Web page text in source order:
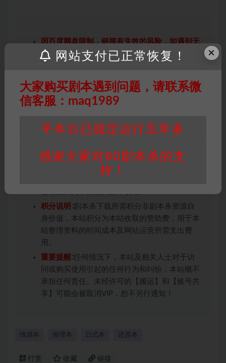
因百度网盘限制，链接有失效的风险，如遇到无
效链接请联系客服补发！！！网盘不限速下载神
免责声明： 本站所有剧本杀资源均为网友分享
投稿+个人整理而来，仅供学习研究使用，请勿
用于商业用途!任何人访问、浏览本站，购买或
条约约束，并遵守所有适用的法律法规。
权均属于机关版权或权利人。如有侵权，请发邮
件通知并提供相关证实资料至邮箱
积分说明 ∶剧本杀下载所需积分非剧本杀资源自
身价值，本站积分为本站收取的赞助费，用于本
站整理资料的时间成本及网站运营所需支出费
用。
重要提醒 ∶任何情况下，本站及相关人士对于访
问或购买使用引起的任何行为和纠纷，本站概不
承担任何责任。未经许可的【搬运】和【账号共
享】可能会被取消VIP，恕不另行通知！
情感本 推理本 日式本 还原本
打赏 收藏 链接
×
网站支付已正常恢复！
大家购买剧本遇到问题，请联系微
信客服：maq1989
平本台已稳定运行五年多
感谢大家对80剧本杀的支
持！